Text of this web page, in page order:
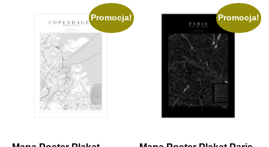
Promocja! Promocja!